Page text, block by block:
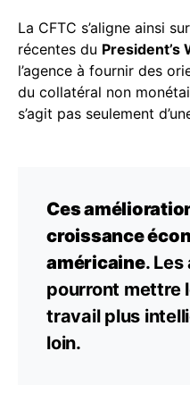
La CFTC s’aligne ainsi
récentes du President’s
l’agence à fournir des
du collatéral non
s’agit pas seulement
Ces
croissance
américaine.
pourront mettre
travail plus
loin.